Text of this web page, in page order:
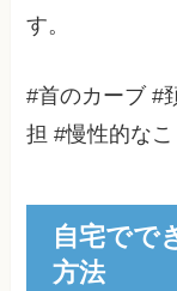
す。
#首のカーブ #
担 #慢性的なこ
自宅でで
方法